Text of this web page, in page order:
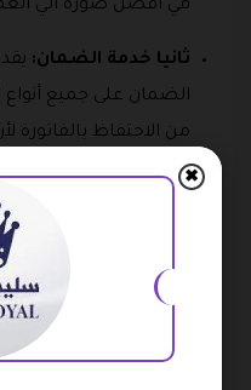
في أفضل صورة الي
ثانيا خدمة الضمان:
الضمان على جميع أنواع
من الاحتفاظ
كما أن الضمان لا يشمل
العميل على المراتب أو
كما يستطيع العملاء
ظهور أصوات من داخل
✖